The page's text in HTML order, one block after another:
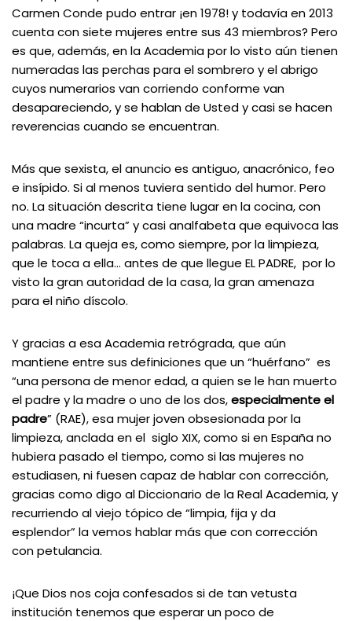
Carmen Conde pudo entrar ¡en 1978! y todavía en 2013
cuenta con siete mujeres entre sus 43 miembros? Pero
es que, además, en la Academia por lo visto aún tienen
numeradas las perchas para el sombrero y el abrigo
cuyos numerarios van corriendo conforme van
desapareciendo, y se hablan de Usted y casi se hacen
reverencias cuando se encuentran.
Más que sexista, el anuncio es antiguo, anacrónico, feo
e insípido. Si al menos tuviera sentido del humor. Pero
no. La situación descrita tiene lugar en la cocina, con
una madre “incurta” y casi analfabeta que equivoca las
palabras. La queja es, como siempre, por la limpieza,
que le toca a ella… antes de que llegue EL PADRE, por lo
visto la gran autoridad de la casa, la gran amenaza
para el niño díscolo.
Y gracias a esa Academia retrógrada, que aún
mantiene entre sus definiciones que un “huérfano” es
“una persona de menor edad, a quien se le han muerto
el padre y la madre o uno de los dos,especialmente el
padre” (RAE), esa mujer joven obsesionada por la
limpieza, anclada en el siglo XIX, como si en España no
hubiera pasado el tiempo, como si las mujeres no
estudiasen, ni fuesen capaz de hablar con corrección,
gracias como digo al Diccionario de la Real Academia, y
recurriendo al viejo tópico de “limpia, fija y da
esplendor” la vemos hablar más que con corrección
con petulancia.
¡Que Dios nos coja confesados si de tan vetusta
institución tenemos que esperar un poco de